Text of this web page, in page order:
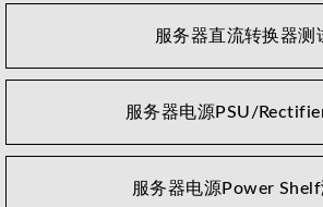
服务器直流转换器测
服务器电源PSU/
服务器电源Power